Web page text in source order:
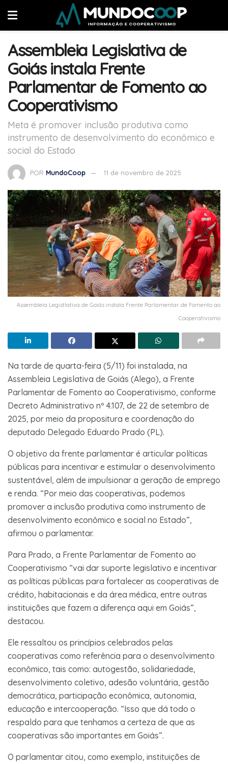
Assembleia Legislativa de
Goiás instala Frente
Parlamentar de Fomento ao
Cooperativismo
Meta é promover inclusão produtiva como
instrumento de desenvolvimento do econômico e
social do Estado
POR MundoCoop 11 de novembro de 2025
Assembleia Legistlativa de Goiás instala Frente Parlamentar de Fomento ao
Cooperativismo
Na tarde de quarta-feira (5/11) foi instalada, na
Assembleia Legislativa de Goiás (Alego), a Frente
Parlamentar de Fomento ao Cooperativismo, conforme
Decreto Administrativo nº 4.107, de 22 de setembro de
2025, por meio da propositura e coordenação do
deputado Delegado Eduardo Prado (PL).
O objetivo da frente parlamentar é articular políticas
públicas para incentivar e estimular o desenvolvimento
sustentável, além de impulsionar a geração de emprego
e renda. “Por meio das cooperativas, podemos
promover a inclusão produtiva como instrumento de
desenvolvimento econômico e social no Estado”,
afirmou o parlamentar.
Para Prado, a Frente Parlamentar de Fomento ao
Cooperativismo “vai dar suporte legislativo e incentivar
as políticas públicas para fortalecer as cooperativas de
crédito, habitacionais e da área médica, entre outras
instituições que fazem a diferença aqui em Goiás”,
destacou.
Ele ressaltou os princípios celebrados pelas
cooperativas como referência para o desenvolvimento
econômico, tais como: autogestão, solidariedade,
desenvolvimento coletivo, adesão voluntária, gestão
democrática, participação econômica, autonomia,
educação e intercooperação. “Isso que dá todo o
respaldo para que tenhamos a certeza de que as
cooperativas são importantes em Goiás”.
O parlamentar citou, como exemplo, instituições de